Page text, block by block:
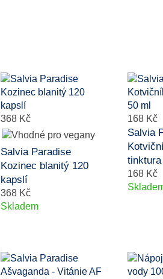
368 Kč
Salvia Paradise
Kozinec blanitý 120
kapslí
368 Kč
Skladem
168 Kč
Salvia
168 Kč